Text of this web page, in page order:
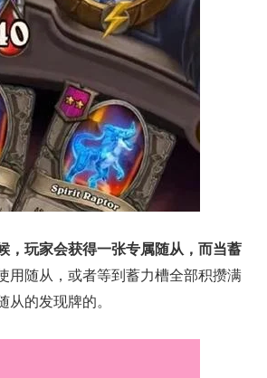
，玩家会获得一张专属随从，而当蓄
用随从，或者等到蓄力槽全部积攒满
的发现牌的。
一看吓一跳：雷死人不偿命
的囧图集（1169）